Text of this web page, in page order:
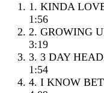
1. KINDA
1:56
2. GROWING
3:19
3. 3 DAY
1:54
4. I KNOW